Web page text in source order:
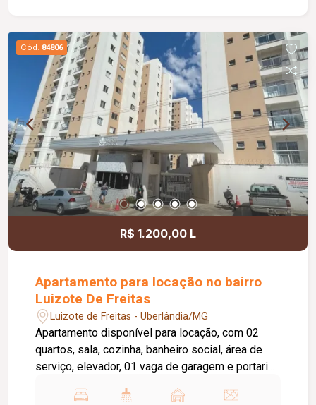
Cód. 84806
R$ 1.200,00 L
Apartamento para locação no bairro
Luizote De Freitas
Luizote de Freitas - Uberlândia/MG
Apartamento disponível para locação, com 02
quartos, sala, cozinha, banheiro social, área de
serviço, elevador, 01 vaga de garagem e portaria
piscina e salão de festas, proporcionando mais